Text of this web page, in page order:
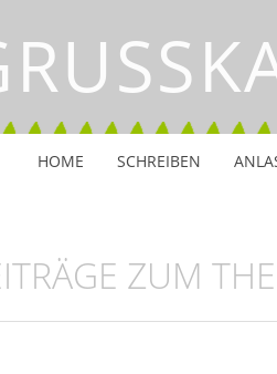
HOME SCHREIBEN
ZUM